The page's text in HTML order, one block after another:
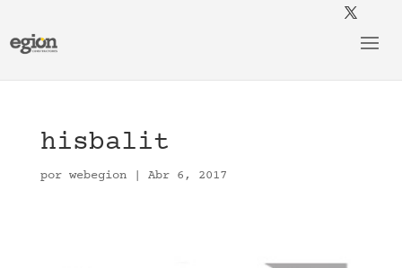
hisbalit
por webegion| Abr 6, 2017